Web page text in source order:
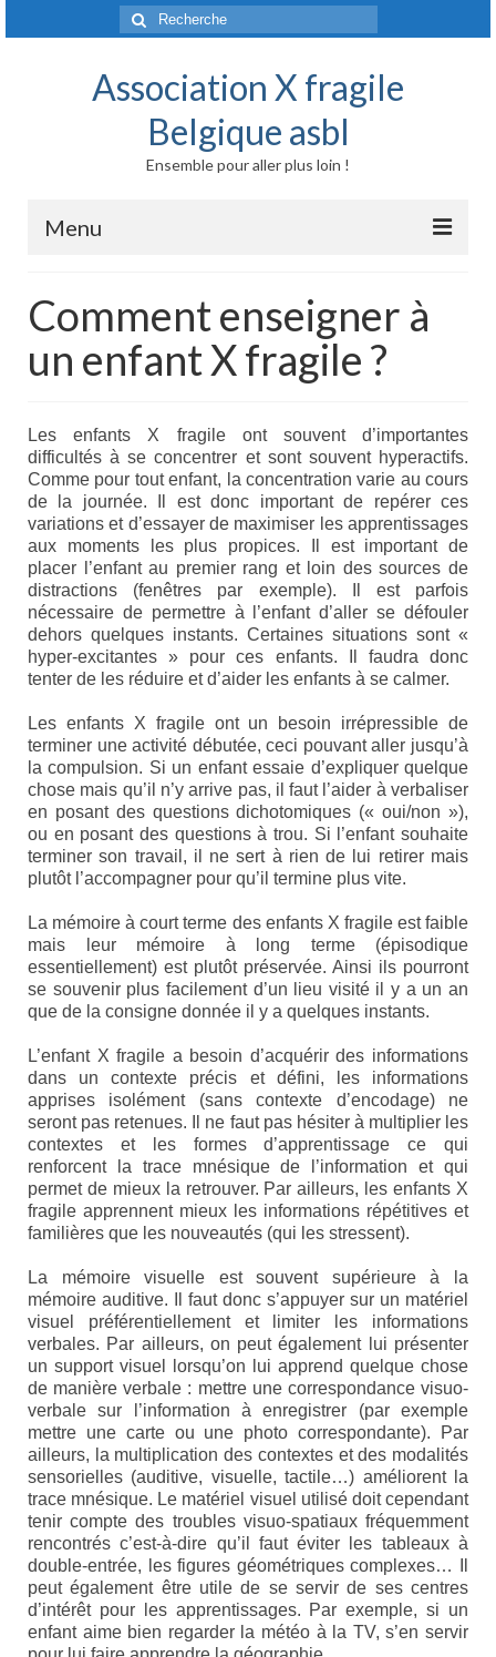
Rechercher
:
Association X fragile
Belgique asbl
Ensemble pour aller plus loin !
Menu
Syndrome X fragile et maladies liées
Origine génétique
Mode de transmission
Prévalence
Syndrome du X fragile (FXS)
Syndrome du tremblement-ataxie lié au X
fragile (FXTAS)
Syndrome de l’Insuffisance Ovarienne
Précoce liée au X fragile (FXPOI)
La déficience intellectuelle
Association X fragile
Mission et objectifs
Organisation
Le Conseil d’Administration
Le Conseil scientifique
Etre membre
Activités passées
L’X presse
Nos revendications
Espace Parents
Quand il n’y a pas de diagnostic
A l’annonce du handicap
Parentalité et handicap
Quand nous ne serons plus là
Les formalités administratives
Trouver de l’aide
Eduquer notre enfant
Défendre ses droits
Veiller à sa santé
Lui trouver des activités de loisir
Comment enseigner à
un enfant X fragile ?
Les enfants X fragile ont souvent d’importantes
difficultés à se concentrer et sont souvent hyperactifs.
Comme pour tout enfant, la concentration varie au cours
de la journée. Il est donc important de repérer ces
variations et d’essayer de maximiser les apprentissages
aux moments les plus propices. Il est important de
placer l’enfant au premier rang et loin des sources de
distractions (fenêtres par exemple). Il est parfois
nécessaire de permettre à l’enfant d’aller se défouler
dehors quelques instants. Certaines situations sont «
hyper-excitantes » pour ces enfants. Il faudra donc
tenter de les réduire et d’aider les enfants à se calmer.
Les enfants X fragile ont un besoin irrépressible de
terminer une activité débutée, ceci pouvant aller jusqu’à
la compulsion. Si un enfant essaie d’expliquer quelque
chose mais qu’il n’y arrive pas, il faut l’aider à verbaliser
en posant des questions dichotomiques (« oui/non »),
ou en posant des questions à trou. Si l’enfant souhaite
terminer son travail, il ne sert à rien de lui retirer mais
plutôt l’accompagner pour qu’il termine plus vite.
La mémoire à court terme des enfants X fragile est faible
mais leur mémoire à long terme (épisodique
essentiellement) est plutôt préservée. Ainsi ils pourront
se souvenir plus facilement d’un lieu visité il y a un an
que de la consigne donnée il y a quelques instants.
L’enfant X fragile a besoin d’acquérir des informations
dans un contexte précis et défini, les informations
apprises isolément (sans contexte d’encodage) ne
seront pas retenues. Il ne faut pas hésiter à multiplier les
contextes et les formes d’apprentissage ce qui
renforcent la trace mnésique de l’information et qui
permet de mieux la retrouver. Par ailleurs, les enfants X
fragile apprennent mieux les informations répétitives et
familières que les nouveautés (qui les stressent).
La mémoire visuelle est souvent supérieure à la
mémoire auditive. Il faut donc s’appuyer sur un matériel
visuel préférentiellement et limiter les informations
verbales. Par ailleurs, on peut également lui présenter
un support visuel lorsqu’on lui apprend quelque chose
de manière verbale : mettre une correspondance visuo-
verbale sur l’information à enregistrer (par exemple
mettre une carte ou une photo correspondante). Par
ailleurs, la multiplication des contextes et des modalités
sensorielles (auditive, visuelle, tactile…) améliorent la
trace mnésique. Le matériel visuel utilisé doit cependant
tenir compte des troubles visuo-spatiaux fréquemment
rencontrés c’est-à-dire qu’il faut éviter les tableaux à
double-entrée, les figures géométriques complexes… Il
peut également être utile de se servir de ses centres
d’intérêt pour les apprentissages. Par exemple, si un
enfant aime bien regarder la météo à la TV, s’en servir